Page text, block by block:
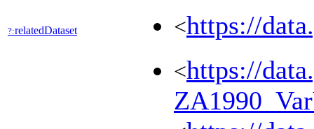
?:relatedDataset <https://
<https://